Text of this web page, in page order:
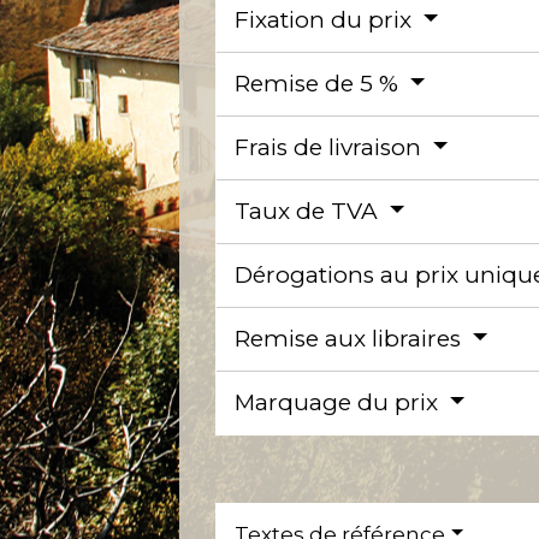
Fixation du prix
Remise de 5 %
Frais de livraison
Taux de TVA
Dérogations au prix
Remise aux libraires
Marquage du prix
Textes de référence